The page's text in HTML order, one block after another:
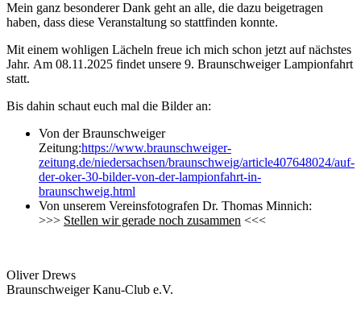
Mein ganz besonderer Dank geht an alle, die dazu beigetragen
haben, dass diese Veranstaltung so stattfinden konnte.
Mit einem wohligen Lächeln freue ich mich schon jetzt auf nächstes
Jahr. Am 08.11.2025 findet unsere 9. Braunschweiger Lampionfahrt
statt.
Bis dahin schaut euch mal die Bilder an:
Von der Braunschweiger
Zeitung:https://www.braunschweiger-
zeitung.de/niedersachsen/braunschweig/article407648024/auf-
der-oker-30-bilder-von-der-lampionfahrt-in-
braunschweig.html
Von unserem Vereinsfotografen Dr. Thomas Minnich:
>>> Stellen wir gerade noch zusammen <<<
Oliver Drews
Braunschweiger Kanu-Club e.V.